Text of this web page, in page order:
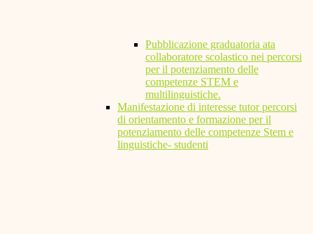
Pubblicazione graduatoria ata
collaboratore scolastico nei percorsi
per il potenziamento delle
competenze STEM e
multilinguistiche.
Manifestazione di interesse tutor percorsi
di orientamento e formazione per il
potenziamento delle competenze Stem e
linguistiche- studenti